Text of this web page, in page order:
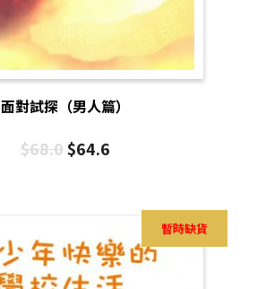
面對試探（男人篇）
$68.0$64.6
暫時缺貨